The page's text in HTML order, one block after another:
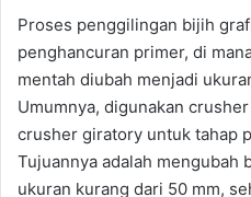
Proses penggilingan bijih
penghancuran primer, di
mentah diubah menjadi
Umumnya, digunakan
crusher giratory untuk tahap
Tujuannya adalah mengubah
ukuran kurang dari 50 mm,